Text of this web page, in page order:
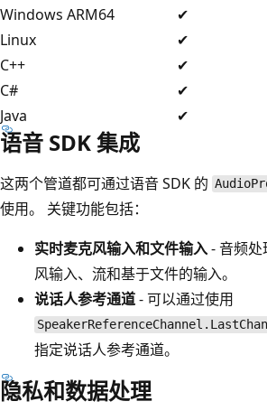
Windows ARM64
✔
Linux
✔
C++
✔
C#
✔
Java
✔
语音 SDK 集成
这两个管道都可通过语音 SDK 的
使用。 关键功能包括：
实时麦克风输入和文件输入- 音频
风输入、流和基于文件的输入。
说话人参考通道- 可以通过使用
指定说话人参考通道。
隐私和数据处理